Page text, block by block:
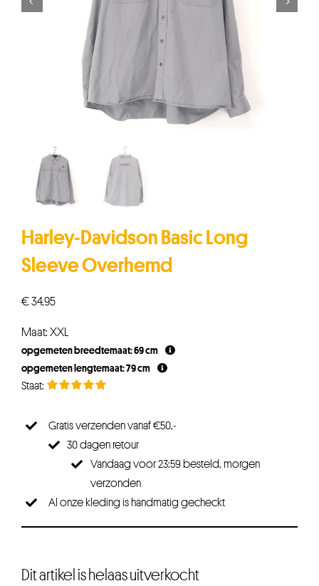
Harley-Davidson Basic Long
Sleeve Overhemd
€34,95
Maat: XXL
opgemeten breedtemaat: 69 cm
opgemeten lengtemaat: 79 cm
Gratis verzenden vanaf €50,-
30 dagen retour
Vandaag voor 23:59 besteld, morgen
verzonden
Al onze kleding is handmatig gecheckt
Dit artikel is helaas uitverkocht